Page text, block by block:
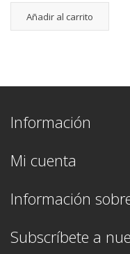
Añadir al carrito
Información
Mi cuenta
Información
Subscríbete a